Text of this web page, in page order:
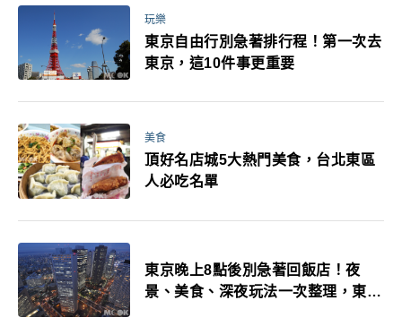
玩樂
東京自由行別急著排行程！第一次去
東京，這10件事更重要
美食
頂好名店城5大熱門美食，台北東區
人必吃名單
東京晚上8點後別急著回飯店！夜
景、美食、深夜玩法一次整理，東京